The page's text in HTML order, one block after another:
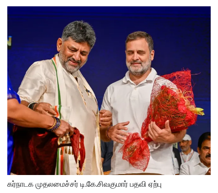
கர்நாடக முதலமைச்சர் டி.கே.சிவகுமார் பதவி ஏற்பு